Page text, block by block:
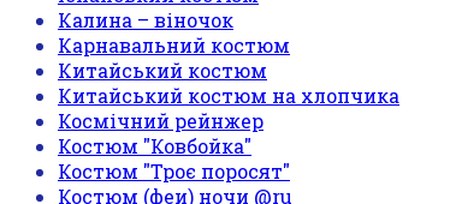
Калина – віночок
Карнавальний костюм
Китайський костюм
Китайський костюм на хлопчика
Космічний рейнжер
Костюм "Ковбойка"
Костюм "Троє поросят"
Костюм (феи) ночи @ru